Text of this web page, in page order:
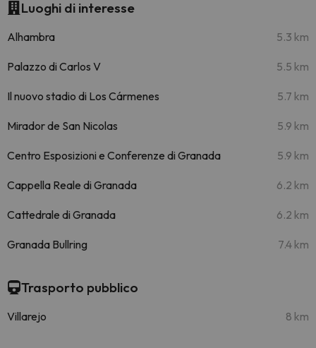
Luoghi di interesse
Alhambra 5.3 km
Palazzo di Carlos V 5.5 km
Il nuovo stadio di Los Cármenes 5.7 km
Mirador de San Nicolas 5.9 km
Centro Esposizioni e Conferenze di Granada 5.9 km
Cappella Reale di Granada 6.2 km
Cattedrale di Granada 6.2 km
Granada Bullring 7.4 km
Trasporto pubblico
Villarejo 8 km